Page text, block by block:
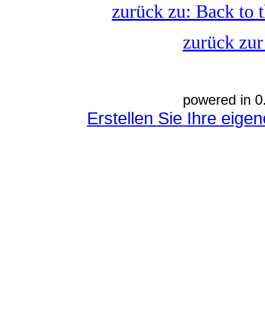
zurück zu: Back to
zurück
powered in
Erstellen Sie Ihre